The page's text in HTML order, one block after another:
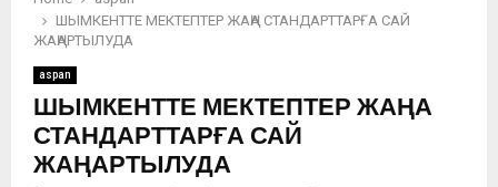
ШЫМКЕНТТЕ МЕКТЕПТЕР ЖАҢА СТАНДАРТТАРҒА САЙ
ЖАҢАРТЫЛУДА
aspan
ШЫМКЕНТТЕ МЕКТЕПТЕР ЖАҢА
СТАНДАРТТАРҒА САЙ
ЖАҢАРТЫЛУДА